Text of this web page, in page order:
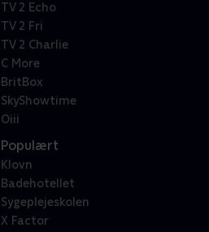
TV 2 Echo
TV 2 Fri
TV 2 Charlie
C More
BritBox
SkyShowtime
Oiii
Populært
Klovn
Badehotellet
Sygeplejeskolen
X Factor